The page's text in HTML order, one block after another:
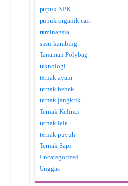
pupuk NPK
pupuk organik cair
ruminansia
susu-kambing
Tanaman Polybag
teknologi
ternak ayam
ternak bebek
ternak jangkrik
Ternak Kelinci
ternak lele
ternak puyuh
Ternak Sapi
Uncategorized
Unggas